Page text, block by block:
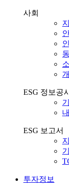
사회
ESG 정보공시
ESG 보고서
투자정보